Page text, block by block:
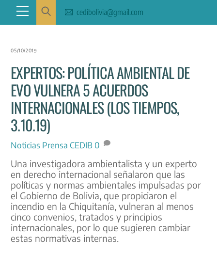
content
Menu cedibolivia@gmail.com
05/10/2019
EXPERTOS: POLÍTICA AMBIENTAL DE
EVO VULNERA 5 ACUERDOS
INTERNACIONALES (LOS TIEMPOS,
3.10.19)
Noticias Prensa CEDIB 0
Una investigadora ambientalista y un experto
en derecho internacional señalaron que las
políticas y normas ambientales impulsadas por
el Gobierno de Bolivia, que propiciaron el
incendio en la Chiquitanía, vulneran al menos
cinco convenios, tratados y principios
internacionales, por lo que sugieren cambiar
estas normativas internas.